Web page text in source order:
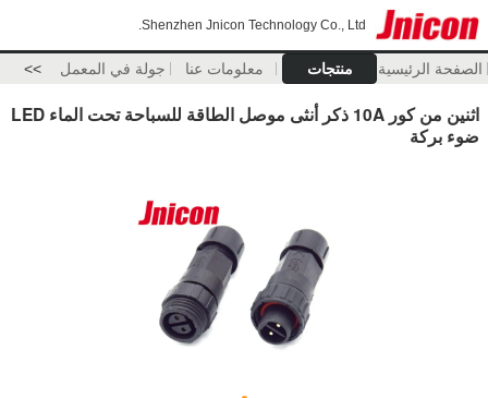
Shenzhen Jnicon Technology Co., Ltd.
الصفحة الرئيسية منتجات معلومات عنا جولة في المعمل >>
اثنين من كور 10A ذكر أنثى موصل الطاقة للسباحة تحت الماء LED
ضوء بركة